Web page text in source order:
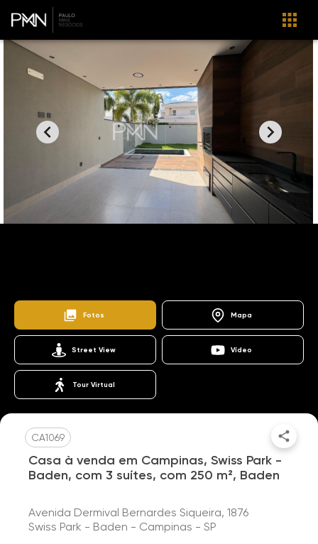
Fotos Mapa
Street View Vídeo
Tour Virtual
CA1069
Casa à venda em Campinas, Swiss Park -
Baden, com 3 suítes, com 250 m², Baden
Avenida Dermival Bernardes Siqueira, 1876
Swiss Park - Baden - Campinas - SP